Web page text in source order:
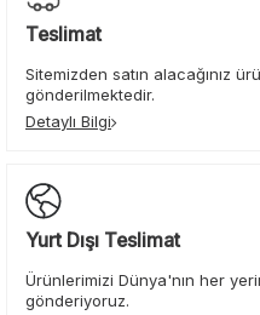
Teslimat
Sitemizden satın alacağınız
gönderilmektedir.
Detaylı Bilgi
Yurt Dışı Teslimat
Ürünlerimizi Dünya'nın her
gönderiyoruz.